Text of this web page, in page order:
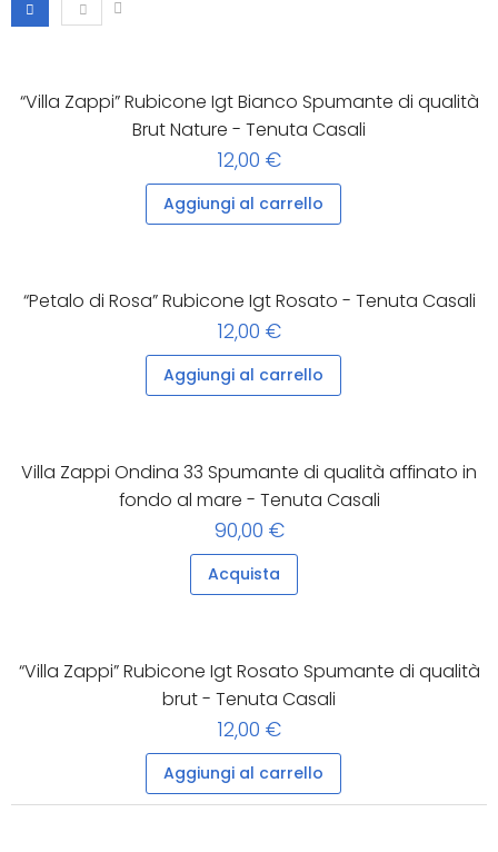
“Villa Zappi” Rubicone Igt Bianco Spumante di qualità
Brut Nature - Tenuta Casali
12,00 €
Aggiungi al carrello
“Petalo di Rosa” Rubicone Igt Rosato - Tenuta Casali
12,00 €
Aggiungi al carrello
Villa Zappi Ondina 33 Spumante di qualità affinato in
fondo al mare - Tenuta Casali
90,00 €
Acquista
“Villa Zappi” Rubicone Igt Rosato Spumante di qualità
brut - Tenuta Casali
12,00 €
Aggiungi al carrello